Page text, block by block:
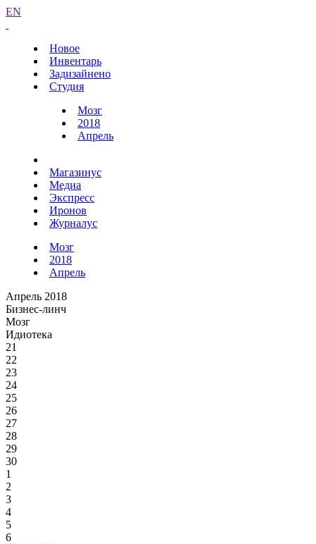
EN
Новое
Инвентарь
Задизайнено
Студия
Мозг
2018
Апрель
Магазинус
Медиа
Экспресс
Иронов
Журналус
Мозг
2018
Апрель
Апрель 2018
Бизнес-линч
Мозг
Идиотека
21
22
23
24
25
26
27
28
29
30
1
2
3
4
5
6